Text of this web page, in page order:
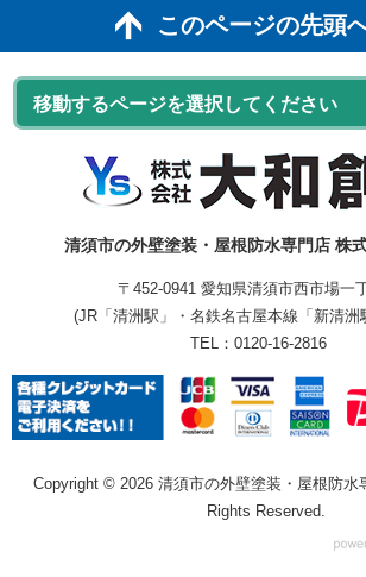
このページの先頭
清須市の外壁塗装・屋根防水専門店 株
〒452-0941 愛知県清須市西市場一
(JR「清洲駅」・名鉄名古屋本線「新清洲
TEL： 0120-16-2816
Copyright © 2026 清須市の外壁塗装・屋根防水
Rights Reserved.